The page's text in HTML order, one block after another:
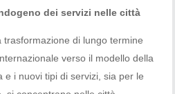
dei servizi nelle città
di lungo termine
verso il modello della
e i nuovi tipi di servizi, sia per le